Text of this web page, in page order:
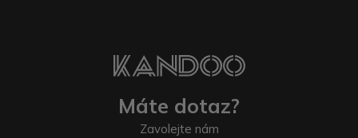
Máte dotaz?
Zavolejte nám